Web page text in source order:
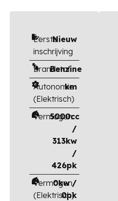
Eerste
inschrijving
Nieuw
Brandstof
Benzine
Autonomie
(Elektrisch)
km
Vermogen
5000cc
/
313kw
/
426pk
Vermogen
(Elektrisch)
0kw /
0pk